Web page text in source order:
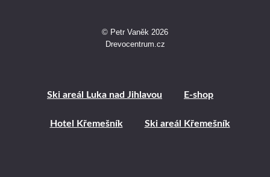
© Petr Vaněk 2026
Drevocentrum.cz
Ski areál Luka nad Jihlavou E-shop
Hotel Křemešník Ski areál Křemešník